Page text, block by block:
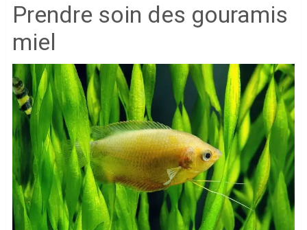
Prendre soin des gouramis
miel